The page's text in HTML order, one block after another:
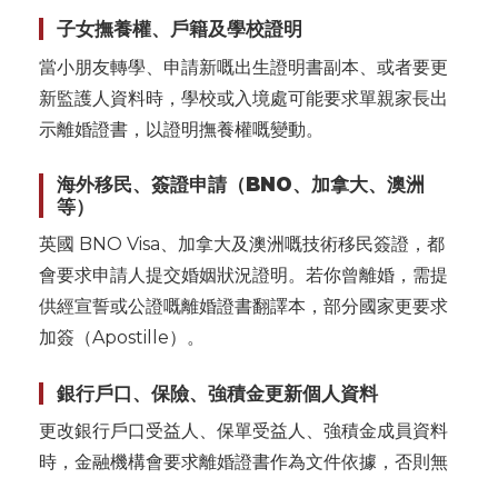
子女撫養權、戶籍及學校證明
當小朋友轉學、申請新嘅出生證明書副本、或者要更
新監護人資料時，學校或入境處可能要求單親家長出
示離婚證書，以證明撫養權嘅變動。
海外移民、簽證申請（BNO、加拿大、澳洲
等）
英國 BNO Visa、加拿大及澳洲嘅技術移民簽證，都
會要求申請人提交婚姻狀況證明。若你曾離婚，需提
供經宣誓或公證嘅離婚證書翻譯本，部分國家更要求
加簽（Apostille）。
銀行戶口、保險、強積金更新個人資料
更改銀行戶口受益人、保單受益人、強積金成員資料
時，金融機構會要求離婚證書作為文件依據，否則無